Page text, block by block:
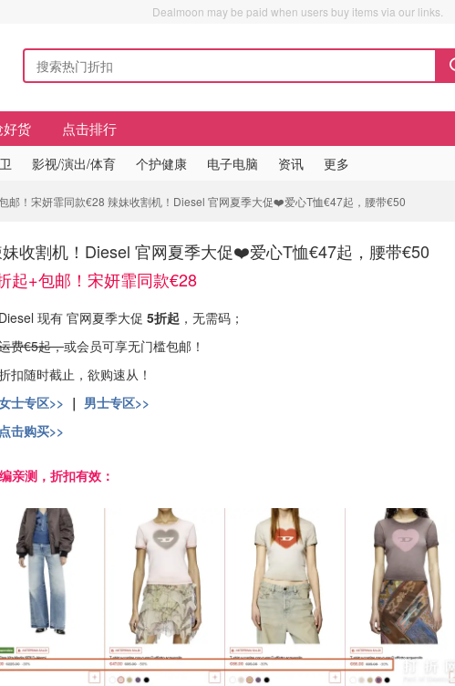
Dealmoon may be paid when users buy items via our links.
好货 点击排行
影视/演出/体育 个护健康 电子电脑 资讯 更多
邮！宋妍霏同款€28 辣妹收割机！Diesel 官网夏季大促❤️爱心T恤€47起，腰带€50
收割机！Diesel 官网夏季大促❤️爱心T恤€47起，腰带€50
起+包邮！宋妍霏同款€28
Diesel 现有 官网夏季大促 5折起 ，无需码；
费€5起，或会员可享无门槛包邮！
扣随时截止，欲购速从！
士专区>> ｜ 男士专区>>
点击购买>>
亲测，折扣有效：